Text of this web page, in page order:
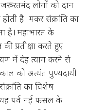
जरूरतमंद लोगों को दान
है। मकर संक्रांति का
है। महाभारत के
प्रतीक्षा करते हुए
में देह त्याग करने से
काल को अत्यंत पुण्यदायी
का विशेष
पर्व नई फसल के